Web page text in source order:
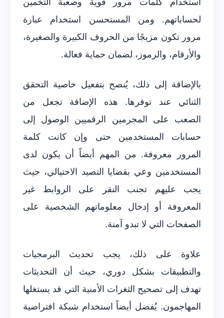
لحساباتهم. ومن المستحسن استخدام عبارة
مرور تكون مزيجًا من الحروف الكبيرة والصغيرة،
والأرقام، والرموز، لضمان حماية فعالة.
بالإضافة إلى ذلك، يُنصح بتفعيل خاصية التحقق
الثنائي عند توفرها. هذه الإضافة تجعل من
الصعب على المجرمين الرقميين الوصول إلى
حسابات المستخدمين حتى وإن كانت كلمة
المرور معروفة. من المهم أيضاً أن يكون لدى
المستخدمين وعي بقضايا التصيد الاحتيالي، حيث
يجب عليهم تجنب النقر على الروابط غير
المعروفة أو إدخال معلوماتهم الشخصية على
الصفحات التي لا تبدو آمنة.
علاوة على ذلك، يجب تحديث البرمجيات
والتطبيقات بشكل دوري، حيث أن التحديثات
تهدف إلى تصحيح الثغرات الأمنية التي قد يستغلها
المهاجمون. يُفضل أيضاً استخدام شبكة افتراضية